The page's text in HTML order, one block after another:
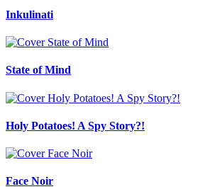
Inkulinati
State of Mind
Holy Potatoes! A Spy Story?!
Face Noir